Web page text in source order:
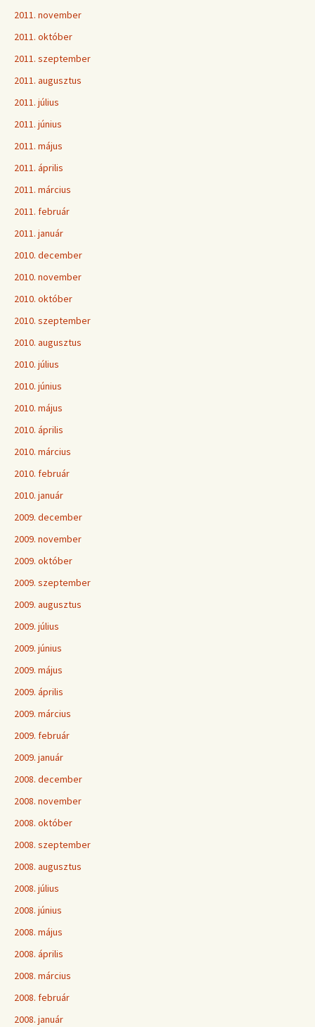
2011. november
2011. október
2011. szeptember
2011. augusztus
2011. július
2011. június
2011. május
2011. április
2011. március
2011. február
2011. január
2010. december
2010. november
2010. október
2010. szeptember
2010. augusztus
2010. július
2010. június
2010. május
2010. április
2010. március
2010. február
2010. január
2009. december
2009. november
2009. október
2009. szeptember
2009. augusztus
2009. július
2009. június
2009. május
2009. április
2009. március
2009. február
2009. január
2008. december
2008. november
2008. október
2008. szeptember
2008. augusztus
2008. július
2008. június
2008. május
2008. április
2008. március
2008. február
2008. január